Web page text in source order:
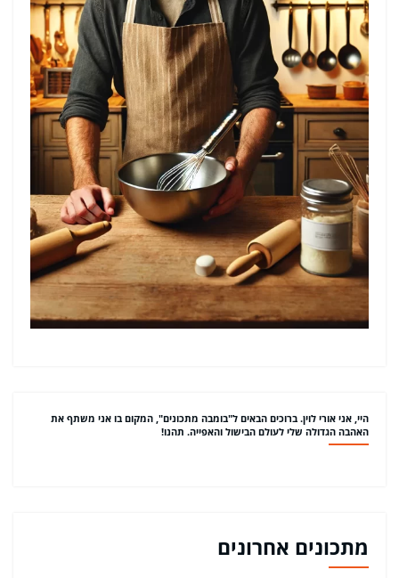
היי, אני אורי לוין. ברוכים הבאים ל"בומבה מתכונים", המקום בו אני משתף את
האהבה הגדולה שלי לעולם הבישול והאפייה. תהנו!
מתכונים אחרונים